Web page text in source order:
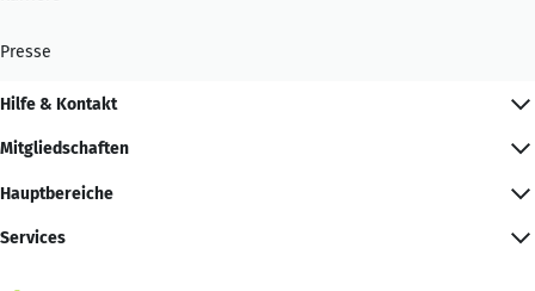
Presse
Hilfe & Kontakt
Mitgliedschaften
Hauptbereiche
Services